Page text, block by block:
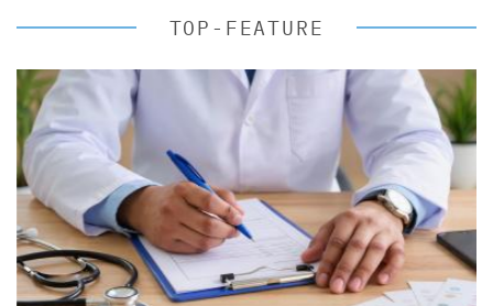
TOP-FEATURE